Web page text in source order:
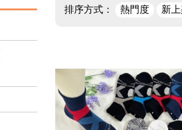
排序方式： 熱門度 新